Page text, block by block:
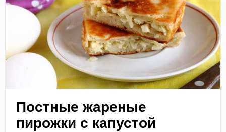
Постные жареные
пирожки с капустой